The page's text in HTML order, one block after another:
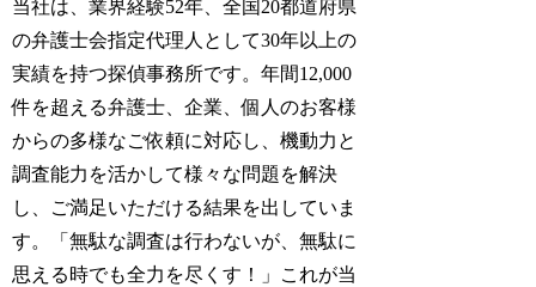
当社は、業界経験52年、全国20都道府県
の弁護士会指定代理人として30年以上の
実績を持つ探偵事務所です。年間12,000
件を超える弁護士、企業、個人のお客様
からの多様なご依頼に対応し、機動力と
調査能力を活かして様々な問題を解決
し、ご満足いただける結果を出していま
す。「無駄な調査は行わないが、無駄に
思える時でも全力を尽くす！」これが当